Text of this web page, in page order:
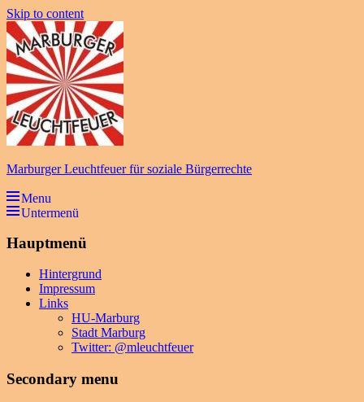
Skip to content
Marburger Leuchtfeuer für soziale Bürgerrechte
Menu
Untermenü
Hauptmenü
Hintergrund
Impressum
Links
HU-Marburg
Stadt Marburg
Twitter: @mleuchtfeuer
Secondary menu